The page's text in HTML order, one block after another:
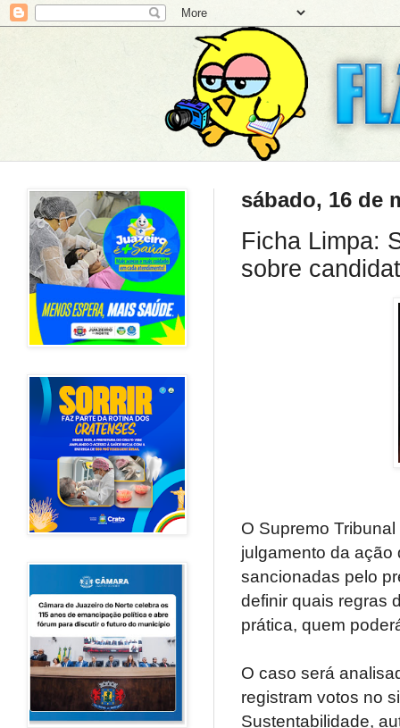
sábado, 16 de
Ficha Limpa:
sobre
O Supremo
julgamento da
sancionadas pelo
definir quais regras
prática, quem
O caso será
registram votos no
Sustentabilidade,